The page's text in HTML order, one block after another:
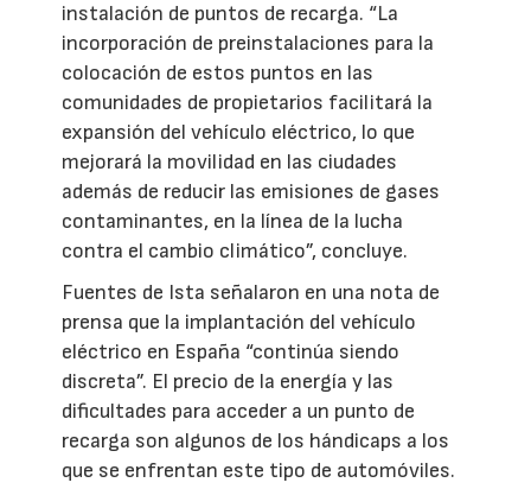
instalación de puntos de recarga. “La
incorporación de preinstalaciones para la
colocación de estos puntos en las
comunidades de propietarios facilitará la
expansión del vehículo eléctrico, lo que
mejorará la movilidad en las ciudades
además de reducir las emisiones de gases
contaminantes, en la línea de la lucha
contra el cambio climático”, concluye.
Fuentes de Ista señalaron en una nota de
prensa que la implantación del vehículo
eléctrico en España “continúa siendo
discreta”. El precio de la energía y las
dificultades para acceder a un punto de
recarga son algunos de los hándicaps a los
que se enfrentan este tipo de automóviles.